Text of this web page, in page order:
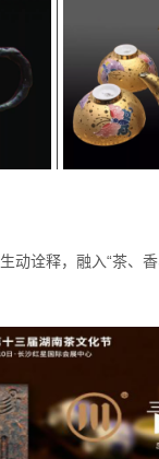
诠释，融入“茶、